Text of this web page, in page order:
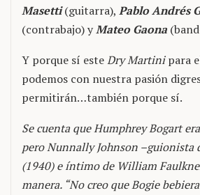
Masetti(guitarra), Pablo Andrés
(contrabajo) yMateo Gaona
Y porque sí esteDry Martinipara
podemos con nuestra pasión
permitirán…también porque sí.
Se cuenta que Humphrey Bogart
pero Nunnally Johnson –guionista
(1940) e íntimo de William
manera. “No creo que Bogie